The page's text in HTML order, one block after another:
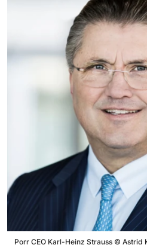
Porr CEO Karl-Heinz Strauss © Astrid